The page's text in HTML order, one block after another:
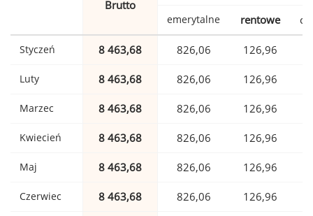
Brutto
emerytalne rentowe
Styczeń 8 463,68 826,06 126,96
Luty 8 463,68 826,06 126,96
Marzec 8 463,68 826,06 126,96
Kwiecień 8 463,68 826,06 126,96
Maj 8 463,68 826,06 126,96
Czerwiec 8 463,68 826,06 126,96